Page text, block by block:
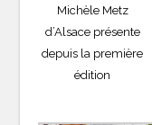
Michèle Metz
d’Alsace présente
depuis la première
édition